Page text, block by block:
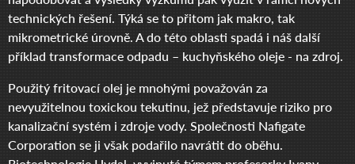
technických řešení. Týká se to přitom jak makro, tak
mikrometrické úrovně. A do této oblasti spadá i náš další
příklad transformace odpadu – kuchyňského oleje - na zdroj.
Použitý fritovací olej je mnohými považován za
nevyužitelnou toxickou tekutinu, jež představuje riziko pro
kanalizační systém i zdroje vody. Společnosti Nafigate
Corporation se ji však podařilo navrátit do oběhu.